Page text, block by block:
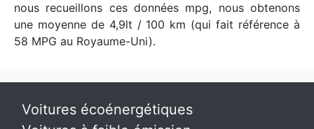
nous recueillons ces données mpg, nous obtenons
une moyenne de 4,9lt / 100 km (qui fait référence à
58 MPG au Royaume-Uni).
Voitures écoénergétiques